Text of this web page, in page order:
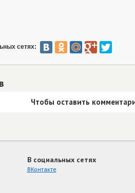
сетях:
Чтобы оставить
В социальных сетях
ВКонтакте